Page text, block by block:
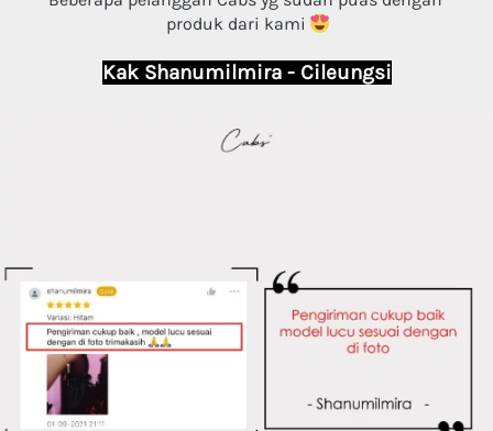
produk dari kami
Kak Shanumilmira - Cileungsi